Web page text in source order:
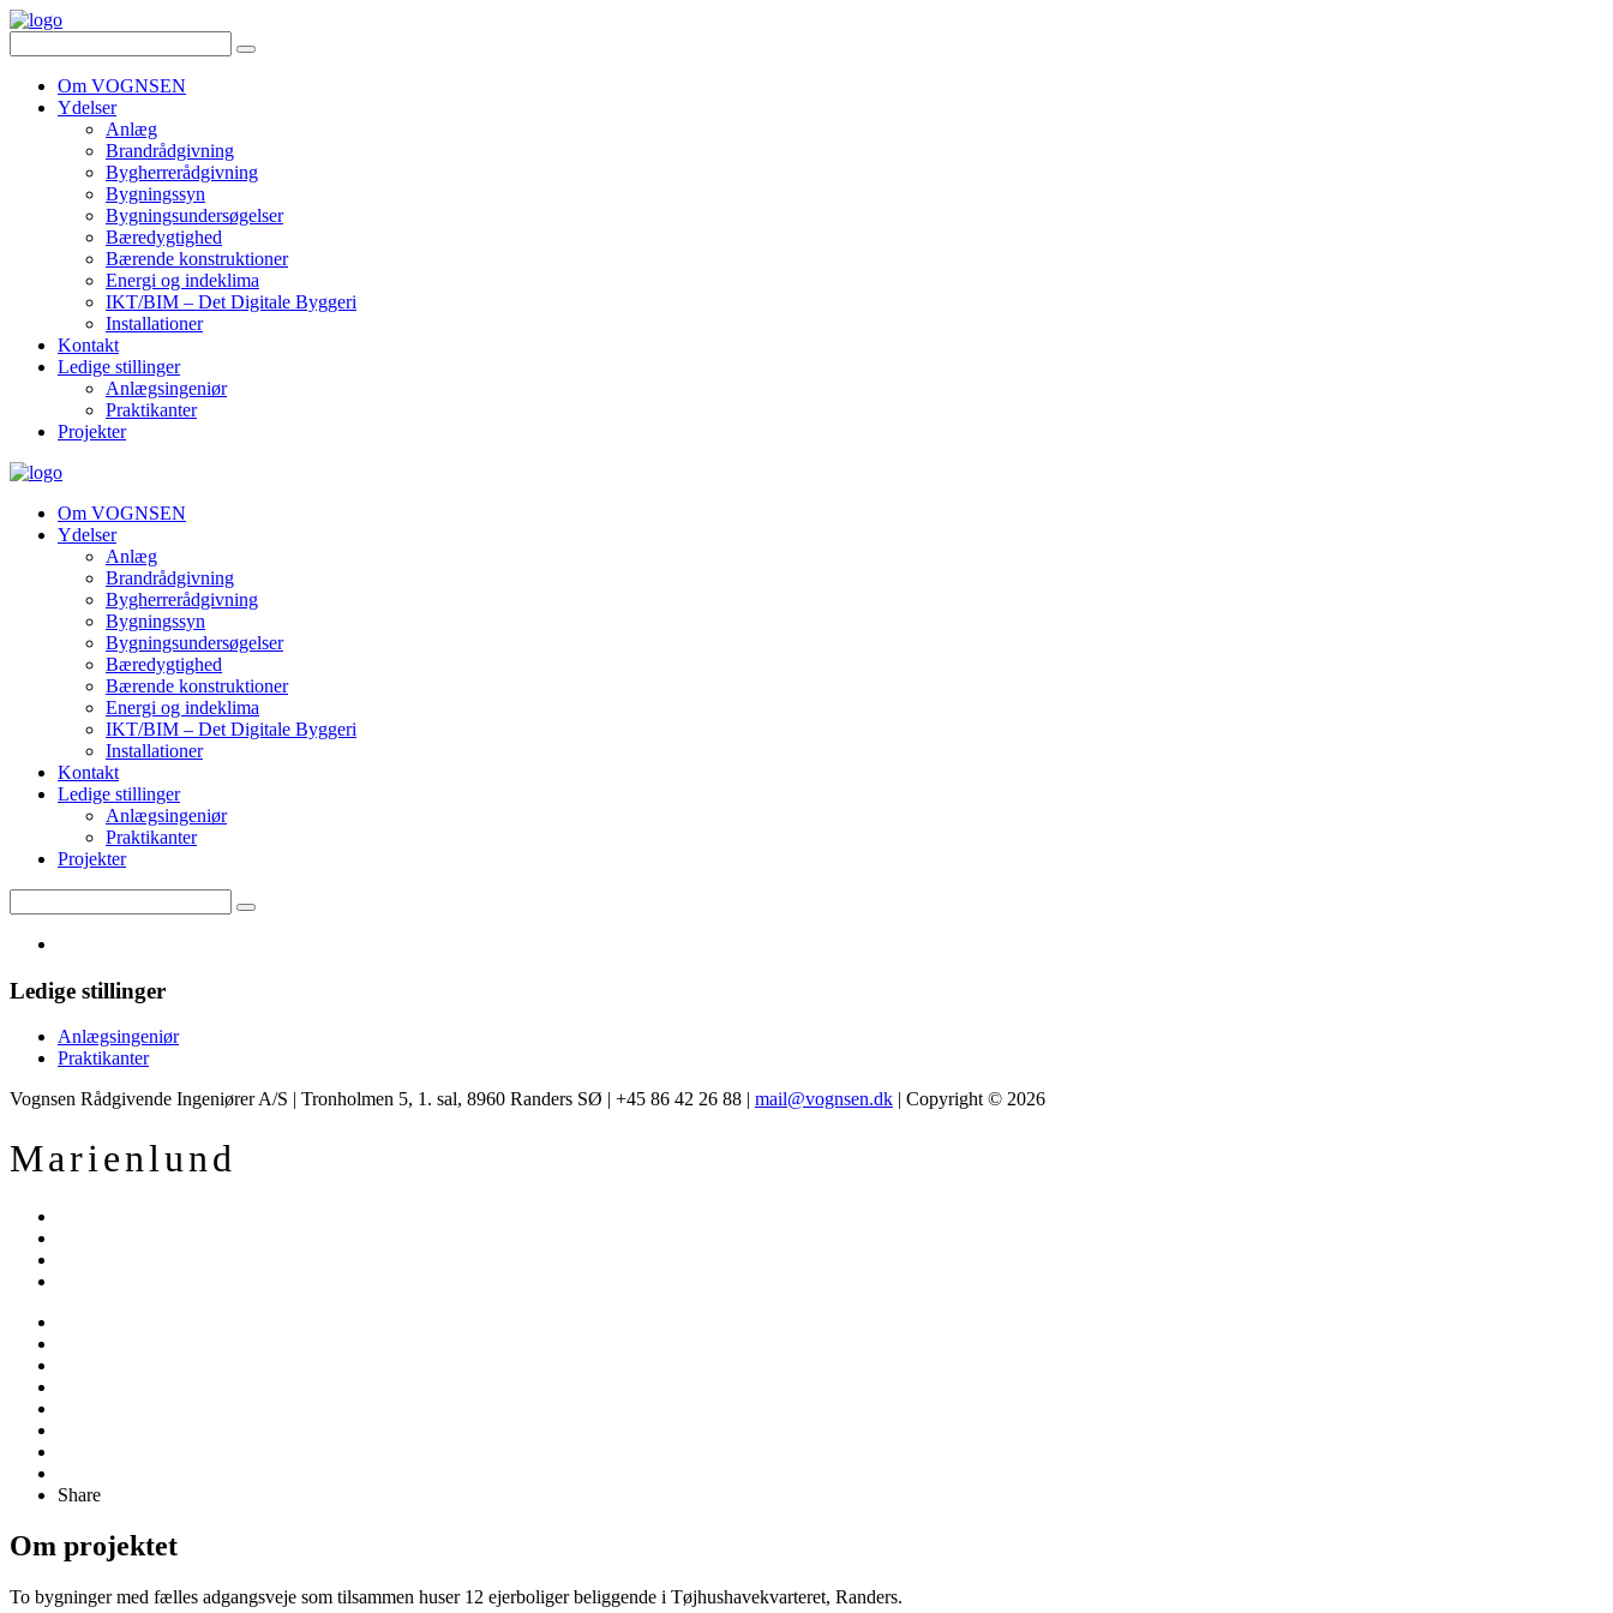
Om VOGNSEN
Ydelser
Anlæg
Brandrådgivning
Bygherrerådgivning
Bygningssyn
Bygningsundersøgelser
Bæredygtighed
Bærende konstruktioner
Energi og indeklima
IKT/BIM – Det Digitale Byggeri
Installationer
Kontakt
Ledige stillinger
Anlægsingeniør
Praktikanter
Projekter
Om VOGNSEN
Ydelser
Anlæg
Brandrådgivning
Bygherrerådgivning
Bygningssyn
Bygningsundersøgelser
Bæredygtighed
Bærende konstruktioner
Energi og indeklima
IKT/BIM – Det Digitale Byggeri
Installationer
Kontakt
Ledige stillinger
Anlægsingeniør
Praktikanter
Projekter
Ledige stillinger
Anlægsingeniør
Praktikanter
Vognsen Rådgivende Ingeniører A/S | Tronholmen 5, 1. sal, 8960 Randers SØ | +45 86 42 26 88 | mail@vognsen.dk | Copyright © 2026
Marienlund
Share
Om projektet
To bygninger med fælles adgangsveje som tilsammen huser 12 ejerboliger beliggende i Tøjhushavekvarteret, Randers.